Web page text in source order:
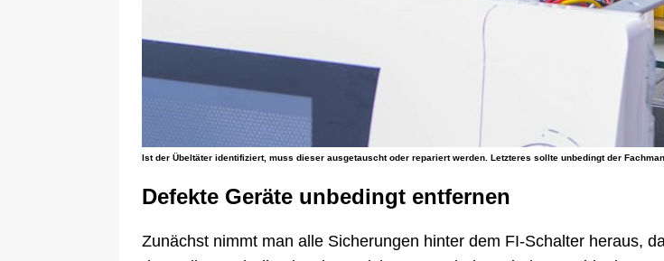
Ist der Übeltäter identifiziert, muss dieser ausgetauscht oder repariert werden. Letzteres sollte unbedingt der
Defekte Geräte unbedingt entfernen
Zunächst nimmt man alle Sicherungen hinter dem FI-Schalter heraus,